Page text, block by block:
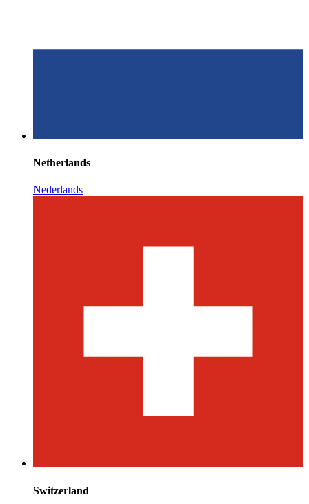
Netherlands
Nederlands
Switzerland